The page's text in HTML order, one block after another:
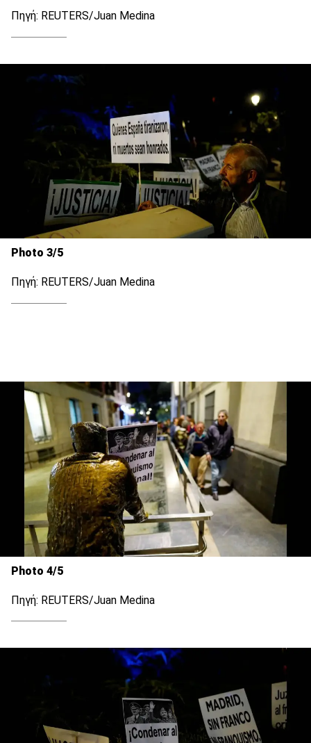
Πηγή: REUTERS/Juan Medina
Photo 3/5
Πηγή: REUTERS/Juan Medina
Photo 4/5
Πηγή: REUTERS/Juan Medina